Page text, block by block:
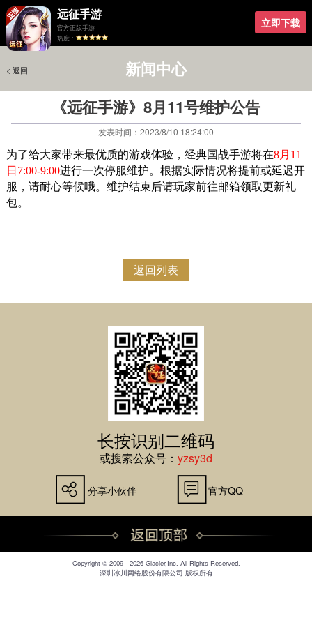
远征手游
官方正版手游
热度：
立即下载
新闻中心
< 返回
< 返回
《远征手游》8月11号维护公告
发表时间：2023/8/10 18:24:00
为了给大家带来最优质的游戏体验，经典国战手游将在8月11
日7:00-9:00进行一次停服维护。根据实际情况将提前或延迟开
服，请耐心等候哦。维护结束后请玩家前往邮箱领取更新礼
包。
返回列表
长按识别二维码
或搜索公众号： yzsy3d
分享小伙伴 官方QQ
Copyright © 2009 - 2026 Glacier,Inc. All Rights Reserved.
深圳冰川网络股份有限公司 版权所有